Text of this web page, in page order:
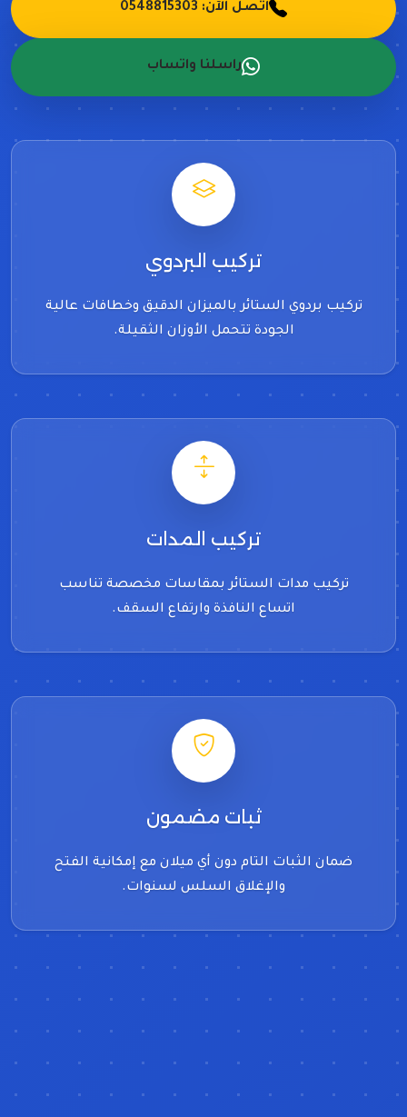
اتصل الآن: 0548815303
راسلنا واتساب
تركيب البردوي
تركيب بردوي الستائر بالميزان الدقيق وخطافات عالية
الجودة تتحمل الأوزان الثقيلة.
تركيب المدات
تركيب مدات الستائر بمقاسات مخصصة تناسب
اتساع النافذة وارتفاع السقف.
ثبات مضمون
ضمان الثبات التام دون أي ميلان مع إمكانية الفتح
والإغلاق السلس لسنوات.